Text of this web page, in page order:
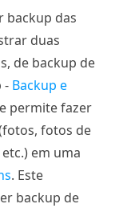
backup das
duas
de backup de
- Backup e
permite fazer
fotos de
em uma
. Este
backup de